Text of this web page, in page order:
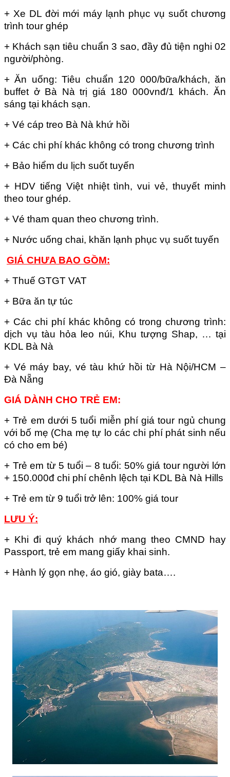
+ Xe DL đời mới máy lạnh phục vụ suốt chương
trình tour ghép
+ Khách sạn tiêu chuẩn 3 sao, đầy đủ tiện nghi 02
người/phòng.
+ Ăn uống: Tiêu chuẩn 120 000/bữa/khách, ăn
buffet ở Bà Nà trị giá 180 000vnđ/1 khách. Ăn
sáng tại khách sạn.
+ Vé cáp treo Bà Nà khứ hồi
+ Các chi phí khác không có trong chương trình
+ Bảo hiểm du lịch suốt tuyến
+ HDV tiếng Việt nhiệt tình, vui vẻ, thuyết minh
theo tour ghép.
+ Vé tham quan theo chương trình.
+ Nước uống chai, khăn lạnh phục vụ suốt tuyến
GIÁ CHƯA BAO GỒM:
+ Thuế GTGT VAT
+ Bữa ăn tự túc
+ Các chi phí khác không có trong chương trình:
dịch vụ tàu hỏa leo núi, Khu tượng Shap, … tại
KDL Bà Nà
+ Vé máy bay, vé tàu khứ hồi từ Hà Nội/HCM –
Đà Nẵng
GIÁ DÀNH CHO TRẺ EM:
+ Trẻ em dưới 5 tuổi miễn phí giá tour ngủ chung
với bố mẹ (Cha mẹ tự lo các chi phí phát sinh nếu
có cho em bé)
+ Trẻ em từ 5 tuổi – 8 tuổi: 50% giá tour người lớn
+ 150.000đ chi phí chênh lệch tại KDL Bà Nà Hills
+ Trẻ em từ 9 tuổi trở lên: 100% giá tour
LƯU Ý:
+ Khi đi quý khách nhớ mang theo CMND hay
Passport, trẻ em mang giấy khai sinh.
+ Hành lý gọn nhẹ, áo gió, giày bata….